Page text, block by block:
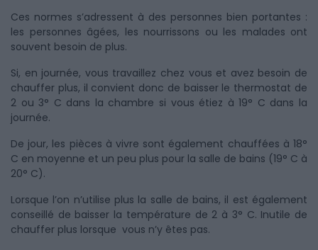
Ces normes s’adressent à des personnes bien portantes :
les personnes âgées, les nourrissons ou les malades ont
souvent besoin de plus.
Si, en journée, vous travaillez chez vous et avez besoin de
chauffer plus, il convient donc de baisser le thermostat de
2 ou 3° C dans la chambre si vous étiez à 19° C dans la
journée.
De jour, les pièces à vivre sont également chauffées à 18°
C en moyenne et un peu plus pour la salle de bains (19° C à
20° C).
Lorsque l’on n’utilise plus la salle de bains, il est également
conseillé de baisser la température de 2 à 3° C. Inutile de
chauffer plus lorsque vous n’y êtes pas.